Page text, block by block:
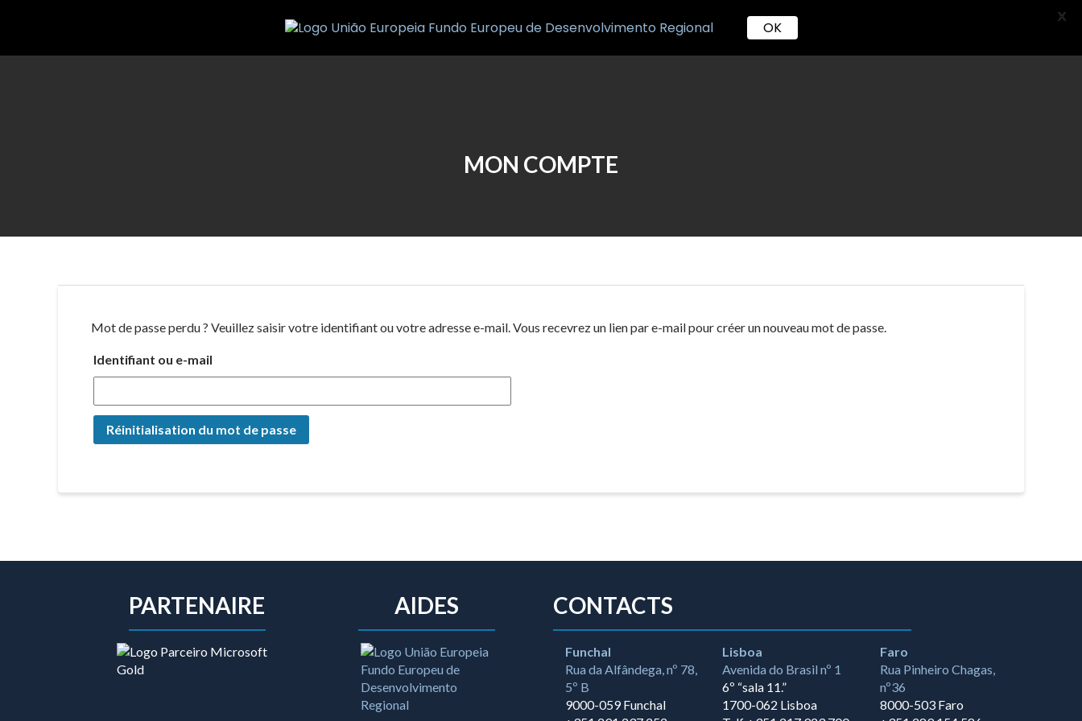
Nouvelles Services
MON COMPTE
Mot de passe perdu ? Veuillez saisir votre identifiant ou votre adresse e-mail. Vous recevrez un lien par e-mail pour créer un nouveau mot de passe.
Identifiant ou e-mail
Réinitialisation du mot de passe
PARTENAIRE AIDES CONTACTS
Funchal
Rua da Alfândega, nº 78,
5º B
9000-059 Funchal
Lisboa
Avenida do Brasil nº 1
6º “sala 11.”
1700-062 Lisboa
Faro
Rua Pinheiro Chagas,
nº36
8000-503 Faro
OK
X